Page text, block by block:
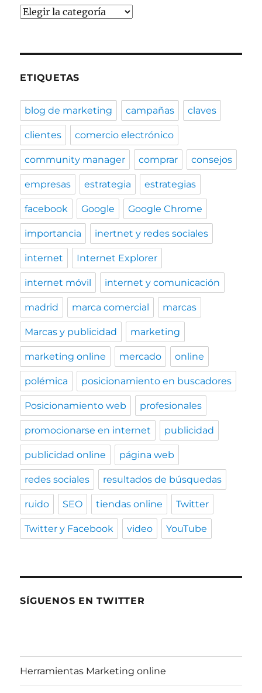
Categorías
ETIQUETAS
blog de marketing campañas claves
clientes comercio electrónico
community manager comprar consejos
empresas estrategia estrategias
facebook Google Google Chrome
importancia inertnet y redes sociales
internet Internet Explorer
internet móvil internet y comunicación
madrid marca comercial marcas
Marcas y publicidad marketing
marketing online mercado online
polémica posicionamiento en buscadores
Posicionamiento web profesionales
promocionarse en internet publicidad
publicidad online página web
redes sociales resultados de búsquedas
ruido SEO tiendas online Twitter
Twitter y Facebook video YouTube
SÍGUENOS EN TWITTER
Herramientas Marketing online